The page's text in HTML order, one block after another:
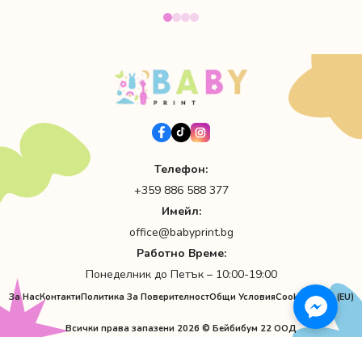
Телефон:
+359 886 588 377
Имейл:
office@babyprint.bg
Работно Време:
Понеделник до Петък – 10:00-19:00
За НасКонтактиПолитика За ПоверителностОбщи УсловияCookie Policy (EU)
Всички права запазени 2026 © Бейбибум 22 ООД